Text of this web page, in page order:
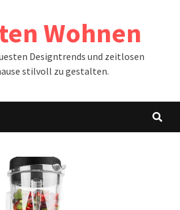
Wohnen
Designtrends und zeitlosen
stilvoll zu gestalten.